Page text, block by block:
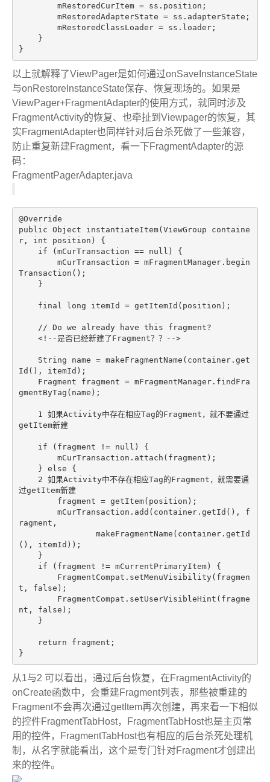
以上就解释了ViewPager是如何通过onSaveInstanceState
与onRestoreInstanceState保存、恢复现场的。如果是
ViewPager+FragmentAdapter的使用方式，就同时涉及
FragmentActivity的恢复、也牵扯到Viewpager的恢复，其
实FragmentAdapter也同样针对后台杀死做了一些兼容，
防止重复新建Fragment，看一下FragmentAdapter的源
码：
FragmentPagerAdapter.java
@Override
public Object instantiateItem(ViewGroup containe
r, int position)
{
if (mCurTransaction == null ) {
Transaction();
final long itemId = getItemId(position);
// Do we already have this fragment?
Id(), itemId);
gmentByTag(name);
1
如果Activity中存在相应Tag的Fragment，就不要通过
getItem新建
if (fragment != null ) {
    }
else {
2 如果Activity中不存在相应Tag的Fragment，就需要通
过getItem新建
ragment,
(), itemId));
if (fragment != mCurrentPrimaryItem) {
t, false );
nt, false );
return fragment;
从1与2 可以看出，通过后台恢复，在FragmentActivity的
onCreate函数中，会重建Fragment列表，那些被重建的
Fragment不会再次通过getItem再次创建，再来看一下相似
的控件FragmentTabHost，FragmentTabHost也是主页常
用的控件，FragmentTabHost也有相应的后台杀死处理机
制，从名字就能看出，这个是专门针对Fragment才创建出
来的控件。